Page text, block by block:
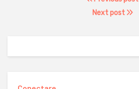
Next post